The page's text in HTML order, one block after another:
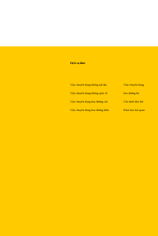
Dịch vụ khác
Vận chuyển hàng không nội địa
Vận chuyển hàng không quốc tế
Vận chuyển hàng hóa đường sắt
Vận chuyển hàng hóa đường biển
Vận chuyển hàng
hóa đường bộ
Cho thuê kho bãi
Khai báo hải quan